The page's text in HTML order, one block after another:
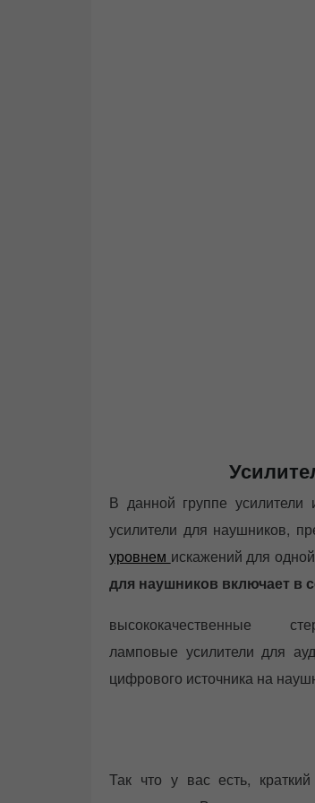
В данной группе
усилители для наушников,
уровнем искажений для
для наушников включает в
высококачественные
ламповые усилители для
цифрового источника на
Так что у вас есть,